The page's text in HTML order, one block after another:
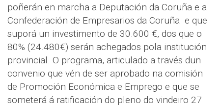
poñerán en marcha a Deputación da Coruña e a
Confederación de Empresarios da Coruña e que
suporá un investimento de 30.600 €, dos que o
80% (24.480€) serán achegados pola institución
provincial. O programa, articulado a través dun
convenio que vén de ser aprobado na comisión
de Promoción Económica e Emprego e que se
someterá á ratificación do pleno do vindeiro 27